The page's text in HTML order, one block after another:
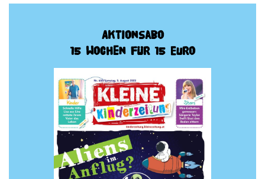
Aktionsabo
15 Wochen für 15 Euro